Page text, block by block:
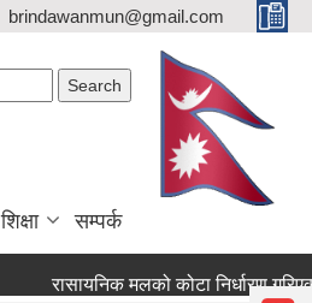
brindawanmun@gmail.com
शिक्षा सम्पर्क
रासायनिक मलको कोटा निर्धारण गरिएको